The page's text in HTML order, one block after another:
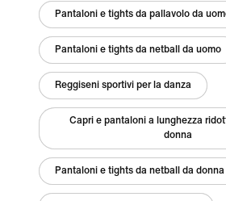
Pantaloni e tights da pallavolo da
Pantaloni e tights da netball da uomo
Reggiseni sportivi per la danza
Capri e pantaloni a lunghezza
donna
Pantaloni e tights da netball da donna